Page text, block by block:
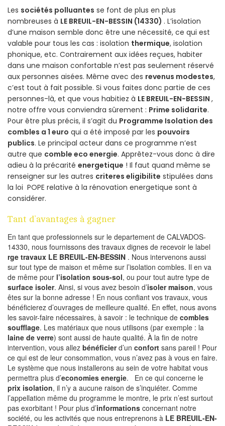
Les sociétés polluantes se font de plus en plus
nombreuses à LE BREUIL-EN-BESSIN (14330) . L’isolation
d’une maison semble donc être une nécessité, ce qui est
valable pour tous les cas : isolation thermique, isolation
phonique, etc. Contrairement aux idées reçues, habiter
dans une maison confortable n’est pas seulement réservé
aux personnes aisées. Même avec des revenus modestes,
c’est tout à fait possible. Si vous faites donc partie de ces
personnes-là, et que vous habitiez à LE BREUIL-EN-BESSIN ,
notre offre vous conviendra sûrement : Prime solidarite.
Pour être plus précis, il s’agit du Programme Isolation des
combles a 1 euro qui a été imposé par les pouvoirs
publics. Le principal acteur dans ce programme n’est
autre que comble eco energie. Apprêtez-vous donc à dire
adieu à la précarité energetique ! Il faut quand même se
renseigner sur les autres criteres eligibilite stipulées dans
la loi POPE relative à la rénovation energetique sont à
considérer.
Tant d’avantages à gagner
En tant que professionnels sur le departement de CALVADOS-
14330, nous fournissons des travaux dignes de recevoir le label
rge travaux LE BREUIL-EN-BESSIN . Nous intervenons aussi
sur tout type de maison et même sur l’isolation combles. Il en va
de même pour l’isolation sous-sol, ou pour tout autre type de
surface isoler. Ainsi, si vous avez besoin d’isoler maison, vous
êtes sur la bonne adresse ! En nous confiant vos travaux, vous
bénéficierez d’ouvrages de meilleure qualité. En effet, nous avons
les savoir-faire nécessaires, à savoir : le technique de combles
soufflage. Les matériaux que nous utilisons (par exemple : la
laine de verre) sont aussi de haute qualité. À la fin de notre
intervention, vous allez bénéficierd’un confort sans pareil ! Pour
ce qui est de leur consommation, vous n’avez pas à vous en faire.
Le système que nous installerons au sein de votre habitat vous
permettra plus d’economies energie. En ce qui concerne le
prix isolation, il n’y a aucune raison de s’inquiéter. Comme
l’appellation même du programme le montre, le prix n’est surtout
pas exorbitant ! Pour plus d’informations concernant notre
société, ou les activités que nous entreprenons à LE BREUIL-EN-